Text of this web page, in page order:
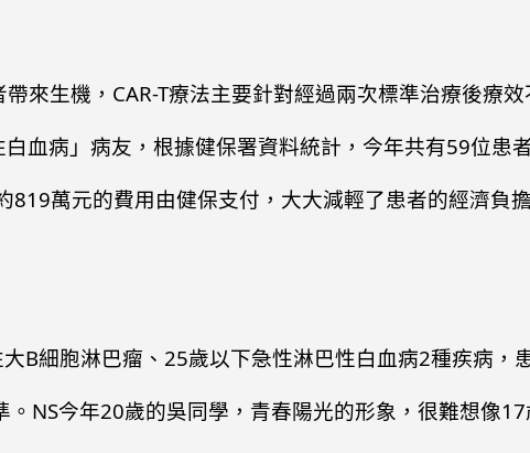
來生機，CAR-T療法主要針對經過兩次標準治療後療
血病」病友，根據健保署資料統計，今年共有59位患
萬元的費用由健保支付，大大減輕了患者的經濟負
B細胞淋巴瘤、25歲以下急性淋巴性白血病2種疾病，
NS今年20歲的吳同學，青春陽光的形象，很難想像